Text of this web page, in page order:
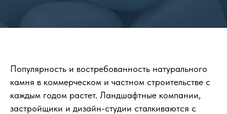
Популярность и востребованность натурального
камня в коммерческом и частном строительстве с
каждым годом растет. Ландшафтные компании,
застройщики и дизайн-студии сталкиваются с